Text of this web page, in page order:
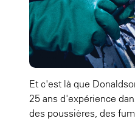
Et c'est là que
25 ans d'expérience
des poussières, des